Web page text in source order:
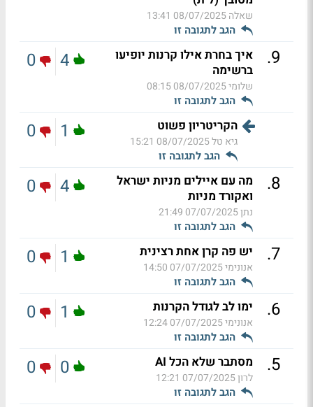
שאלה08/07/2025 13:41
הגב לתגובה זו
9
.
איך בחרת אילו קרנות יופיעו
ברשימה
שלומי08/07/2025 08:15
הגב לתגובה זו
4
0
הקריטריון פשוט
גיא טל08/07/2025 15:21
הגב לתגובה זו
1
0
8
.
מה עם איילים מניות ישראל
ואקורד מניות
נתן07/07/2025 21:49
הגב לתגובה זו
4
0
7
. יש פה קרן אחת רצינית
אנונימי07/07/2025 14:50
הגב לתגובה זו
1
0
6
. ימו לב לגודל הקרנות
אנונימי07/07/2025 12:24
הגב לתגובה זו
1
0
5
. מסתבר שלא הכל AI
לרון07/07/2025 12:21
הגב לתגובה זו
0
0